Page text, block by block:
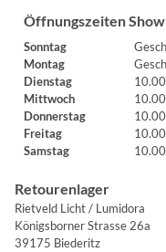
Öffnungszeiten
Sonntag
Montag
Dienstag
Mittwoch
Donnerstag
Freitag
Samstag
Retourenlager
Rietveld Licht / Lumidora
Königsborner Strasse 26a
39175 Biederitz